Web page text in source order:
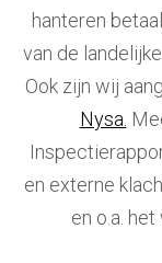
hanteren
van de landelijke
Ook zijn wij
Nysa.
en externe
en o.a.